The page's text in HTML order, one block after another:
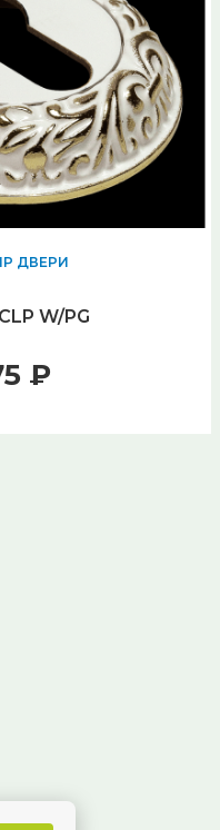
ДВЕРИ
W/PG
₽